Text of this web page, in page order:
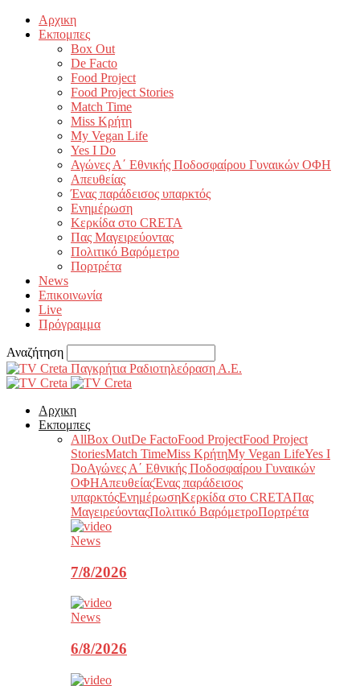
Αρχικη
Εκπομπες
Box Out
De Facto
Food Project
Food Project Stories
Match Time
Miss Κρήτη
My Vegan Life
Yes I Do
Αγώνες Α΄ Εθνικής Ποδοσφαίρου Γυναικών ΟΦΗ
Απευθείας
Ένας παράδεισος υπαρκτός
Ενημέρωση
Κερκίδα στο CRETA
Πας Μαγειρεύοντας
Πολιτικό Βαρόμετρο
Πορτρέτα
News
Επικοινωνία
Live
Πρόγραμμα
Αναζήτηση
Παγκρήτια Ραδιοτηλεόραση Α.Ε.
Αρχικη
Εκπομπες
AllBox OutDe FactoFood ProjectFood Project
StoriesMatch TimeMiss ΚρήτηMy Vegan LifeYes I
DoΑγώνες Α΄ Εθνικής Ποδοσφαίρου Γυναικών
ΟΦΗΑπευθείαςΈνας παράδεισος
υπαρκτόςΕνημέρωσηΚερκίδα στο CRETAΠας
ΜαγειρεύονταςΠολιτικό ΒαρόμετροΠορτρέτα
News
7/8/2026
News
6/8/2026